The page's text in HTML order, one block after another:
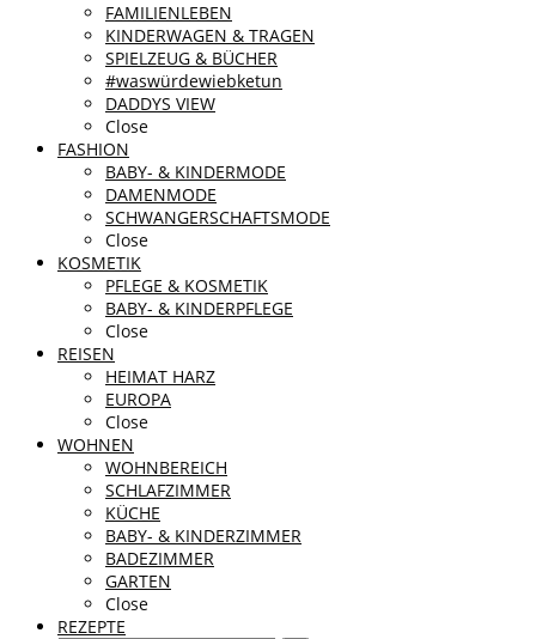
FAMILIENLEBEN
KINDERWAGEN & TRAGEN
SPIELZEUG & BÜCHER
#waswürdewiebketun
DADDYS VIEW
Close
FASHION
BABY- & KINDERMODE
DAMENMODE
SCHWANGERSCHAFTSMODE
Close
KOSMETIK
PFLEGE & KOSMETIK
BABY- & KINDERPFLEGE
Close
REISEN
HEIMAT HARZ
EUROPA
Close
WOHNEN
WOHNBEREICH
SCHLAFZIMMER
KÜCHE
BABY- & KINDERZIMMER
BADEZIMMER
GARTEN
Close
REZEPTE